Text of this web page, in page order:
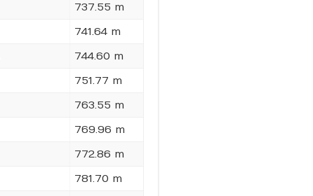
737.55 m
741.64 m
744.60 m
751.77 m
763.55 m
769.96 m
772.86 m
781.70 m